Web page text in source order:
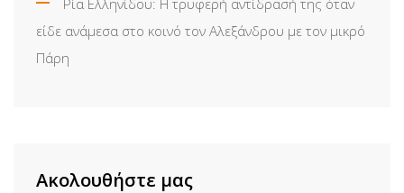
είδε ανάμεσα στο κοινό τον Αλεξάνδρου με τον μικρό
Πάρη
Ακολουθήστε μας